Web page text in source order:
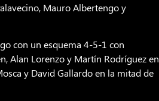
Mauro Albertengo y
con un esquema 4-5-1 con
Alan Lorenzo y Martín Rodríguez en
y David Gallardo en la mitad de